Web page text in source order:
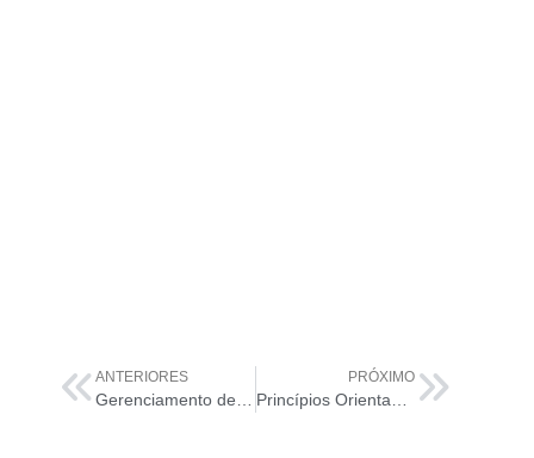
ANTERIORES PRÓXIMO